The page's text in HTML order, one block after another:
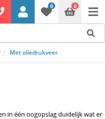
0 0
Met oliedrukveer
in één oogopslag duidelijk wat er